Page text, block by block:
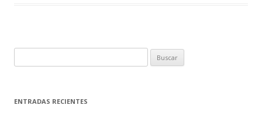
u
c
ENTRADAS RECIENTES